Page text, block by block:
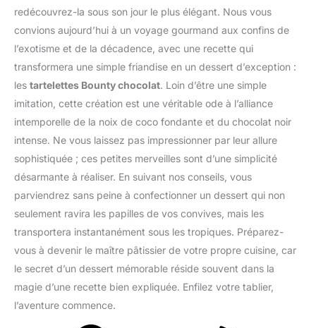
redécouvrez-la sous son jour le plus élégant. Nous vous
convions aujourd’hui à un voyage gourmand aux confins de
l’exotisme et de la décadence, avec une recette qui
transformera une simple friandise en un dessert d’exception :
les tartelettes Bounty chocolat. Loin d’être une simple
imitation, cette création est une véritable ode à l’alliance
intemporelle de la noix de coco fondante et du chocolat noir
intense. Ne vous laissez pas impressionner par leur allure
sophistiquée ; ces petites merveilles sont d’une simplicité
désarmante à réaliser. En suivant nos conseils, vous
parviendrez sans peine à confectionner un dessert qui non
seulement ravira les papilles de vos convives, mais les
transportera instantanément sous les tropiques. Préparez-
vous à devenir le maître pâtissier de votre propre cuisine, car
le secret d’un dessert mémorable réside souvent dans la
magie d’une recette bien expliquée. Enfilez votre tablier,
l’aventure commence.